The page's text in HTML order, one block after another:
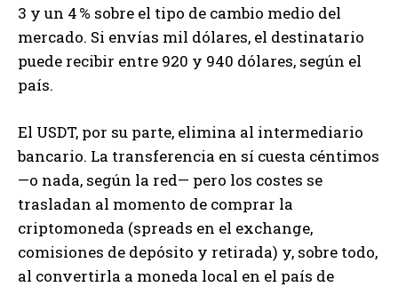
3 y un 4 % sobre el tipo de cambio medio del
mercado. Si envías mil dólares, el destinatario
puede recibir entre 920 y 940 dólares, según el
país.
El USDT, por su parte, elimina al intermediario
bancario. La transferencia en sí cuesta céntimos
—o nada, según la red— pero los costes se
trasladan al momento de comprar la
criptomoneda (spreads en el exchange,
comisiones de depósito y retirada) y, sobre todo,
al convertirla a moneda local en el país de